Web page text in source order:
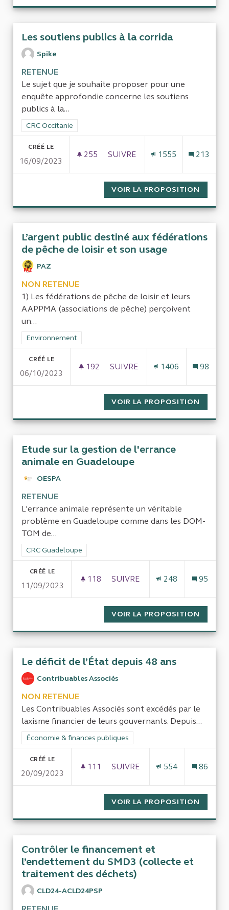
Les soutiens publics à la corrida
Spike
RETENUE
Le sujet que je souhaite proposer pour une
enquête approfondie concerne les soutiens
publics à la...
Filtrer les résultats de la catégorie : CRC Occitanie
CRC Occitanie
CRÉÉ LE
16/09/2023
255 255 ABONNÉS
SUIVRE
1555 213
VOIR LA PROPOSITION
L’argent public destiné aux fédérations
de pêche de loisir et son usage
PAZ
NON RETENUE
1) Les fédérations de pêche de loisir et leurs
AAPPMA (associations de pêche) perçoivent
un...
Filtrer les résultats de la catégorie : Environnement
Environnement
CRÉÉ LE
06/10/2023
192 192 ABONNÉS
SUIVRE
1406 98
VOIR LA PROPOSITION
Etude sur la gestion de l'errance
animale en Guadeloupe
OESPA
RETENUE
L'errance animale représente un véritable
problème en Guadeloupe comme dans les DOM-
TOM de...
Filtrer les résultats de la catégorie : CRC Guadeloupe
CRC Guadeloupe
CRÉÉ LE
11/09/2023
118 118 ABONNÉS
SUIVRE
248 95
VOIR LA PROPOSITION
Le déficit de l’État depuis 48 ans
Contribuables Associés
NON RETENUE
Les Contribuables Associés sont excédés par le
laxisme financier de leurs gouvernants. Depuis...
Filtrer les résultats de la catégorie : Économie & finances
Économie & finances publiques
CRÉÉ LE
20/09/2023
111 111 ABONNÉS
SUIVRE
554 86
VOIR LA PROPOSITION
Contrôler le financement et
l’endettement du SMD3 (collecte et
traitement des déchets)
CLD24-ACLD24PSP